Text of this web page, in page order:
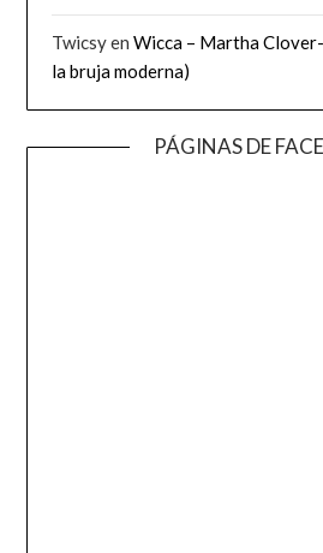
TwicsyenWicca – Martha
la bruja moderna)
PÁGINAS DE